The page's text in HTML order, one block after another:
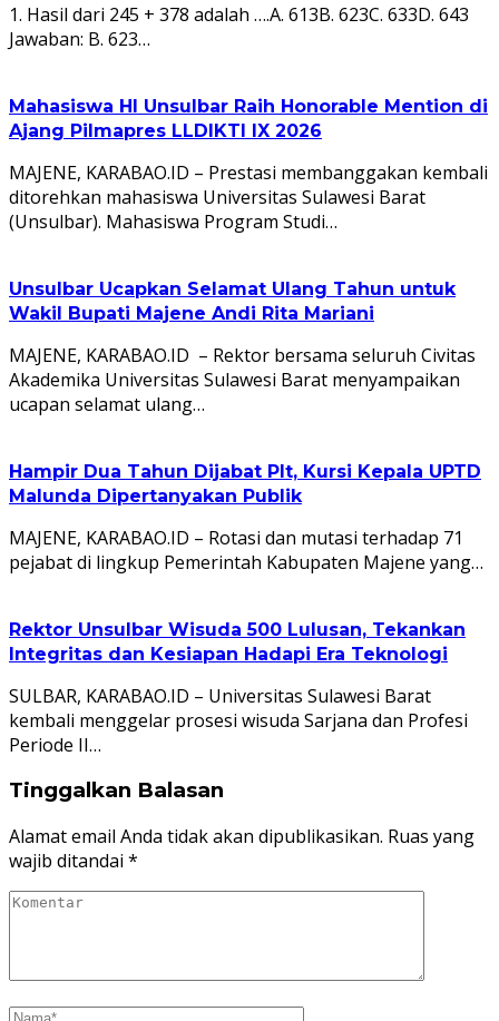
1. Hasil dari 245 + 378 adalah ….A. 613B. 623C. 633D. 643
Jawaban: B. 623…
Mahasiswa HI Unsulbar Raih Honorable Mention di
Ajang Pilmapres LLDIKTI IX 2026
MAJENE, KARABAO.ID – Prestasi membanggakan kembali
ditorehkan mahasiswa Universitas Sulawesi Barat
(Unsulbar). Mahasiswa Program Studi…
Unsulbar Ucapkan Selamat Ulang Tahun untuk
Wakil Bupati Majene Andi Rita Mariani
MAJENE, KARABAO.ID – Rektor bersama seluruh Civitas
Akademika Universitas Sulawesi Barat menyampaikan
ucapan selamat ulang…
Hampir Dua Tahun Dijabat Plt, Kursi Kepala UPTD
Malunda Dipertanyakan Publik
MAJENE, KARABAO.ID – Rotasi dan mutasi terhadap 71
pejabat di lingkup Pemerintah Kabupaten Majene yang…
Rektor Unsulbar Wisuda 500 Lulusan, Tekankan
Integritas dan Kesiapan Hadapi Era Teknologi
SULBAR, KARABAO.ID – Universitas Sulawesi Barat
kembali menggelar prosesi wisuda Sarjana dan Profesi
Periode II…
Tinggalkan Balasan
Alamat email Anda tidak akan dipublikasikan. Ruas yang
wajib ditandai *